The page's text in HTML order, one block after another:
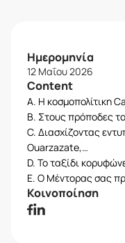
Ημερομηνία
12 Μαΐου 2026
Content
A. Η κοσμοπολίτικη
B. Στους πρόποδες
C. Διασχίζοντας
Ouarzazate,…
D. Το ταξίδι
E. Ο Μέντορας σας
Κοινοποίηση